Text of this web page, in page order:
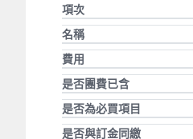
項次
名稱
費用
是否團費已含
是否為必買項目
是否與訂金同繳